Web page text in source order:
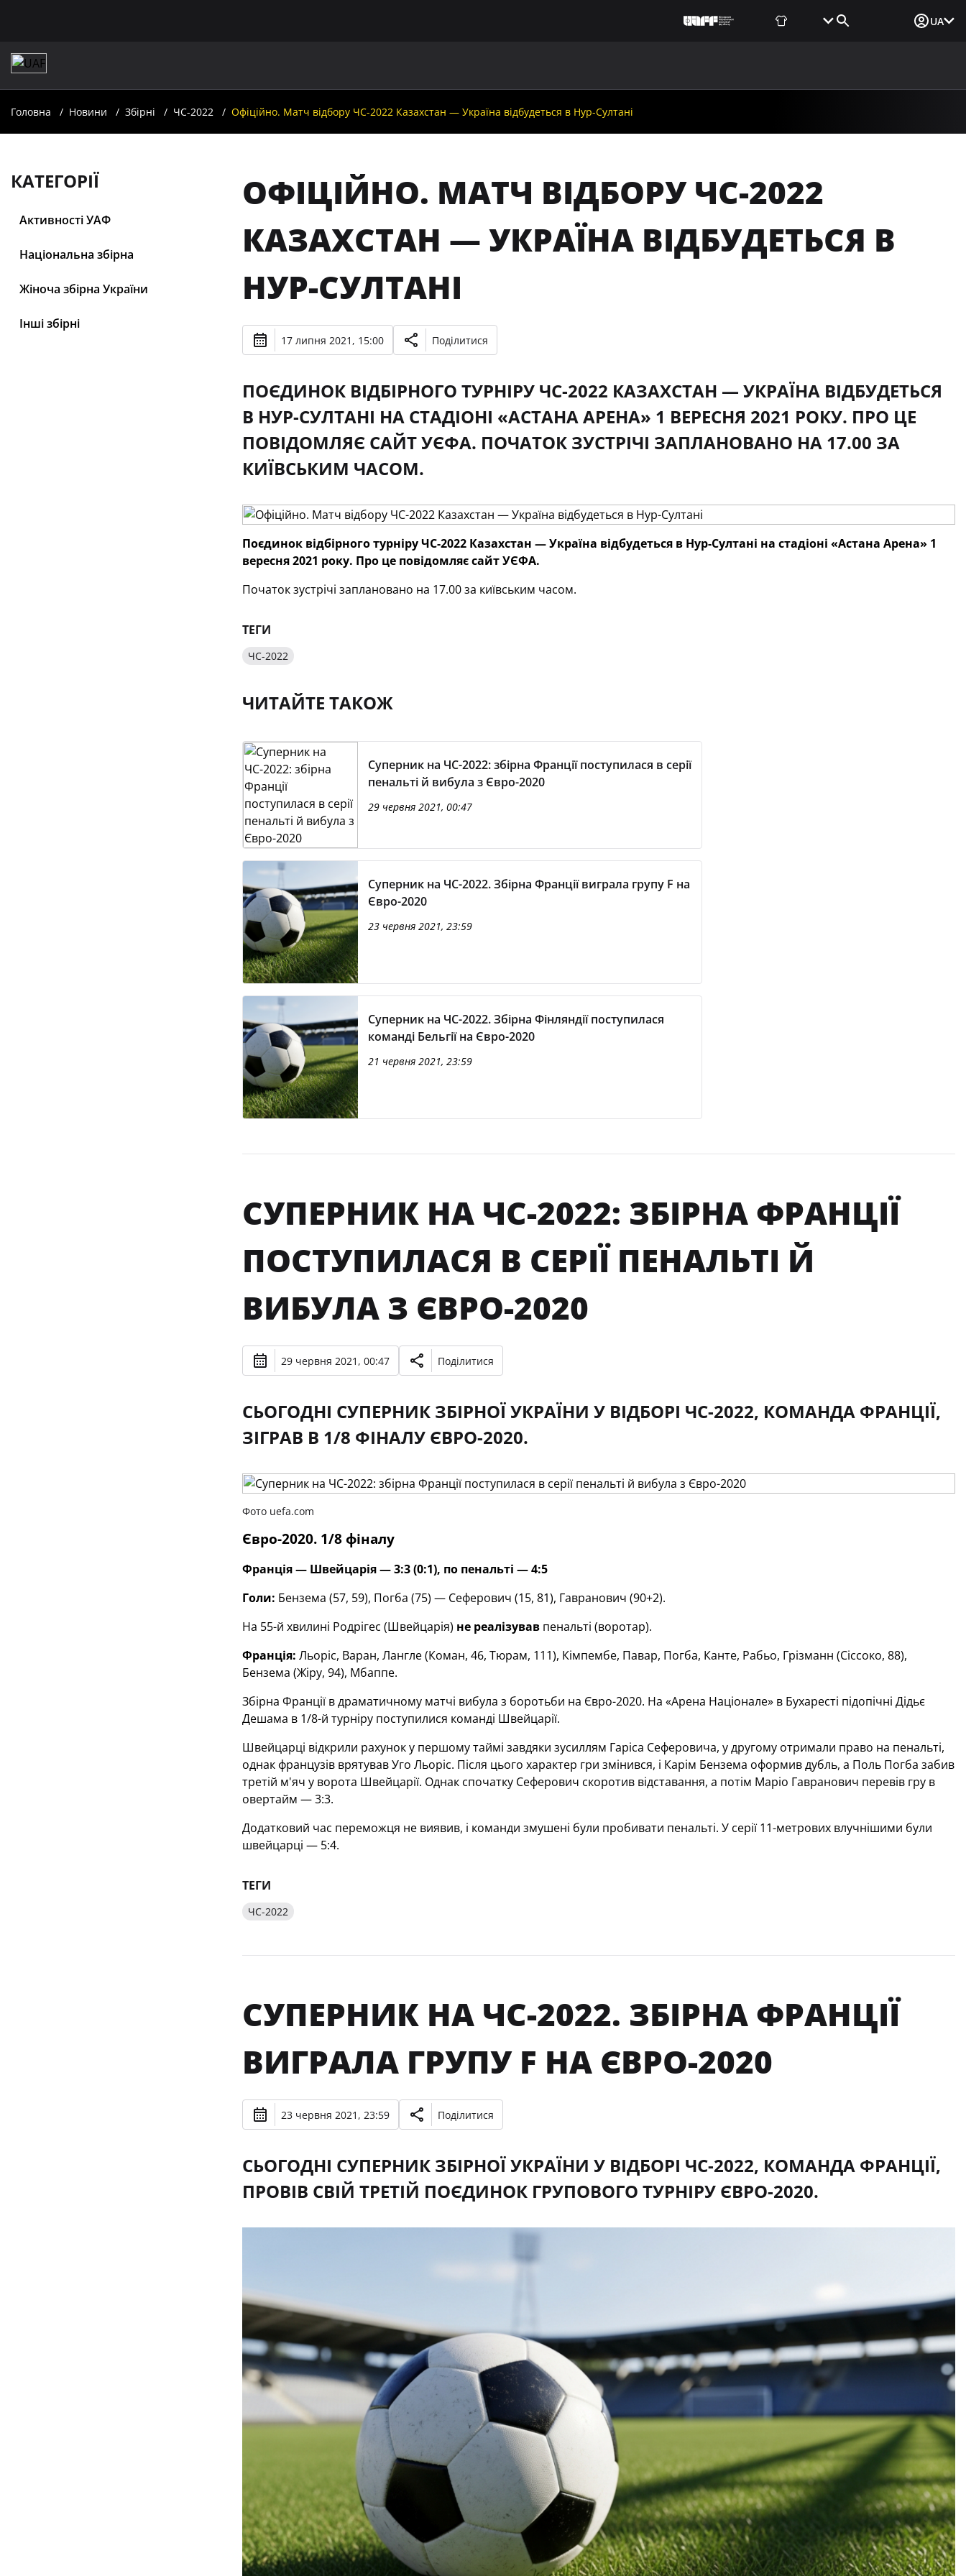
UA
Головна Новини Збірні ЧС-2022 Офіційно. Матч відбору ЧС-2022 Казахстан — Україна відбудеться в Нур-Султані
КАТЕГОРІЇ
Активності УАФ
Національна збірна
Жіноча збірна України
Інші збірні
ОФІЦІЙНО. МАТЧ ВІДБОРУ ЧС-2022
КАЗАХСТАН — УКРАЇНА ВІДБУДЕТЬСЯ В
НУР-СУЛТАНІ
17 липня 2021, 15:00 Поділитися
ПОЄДИНОК ВІДБІРНОГО ТУРНІРУ ЧС-2022 КАЗАХСТАН — УКРАЇНА ВІДБУДЕТЬСЯ
В НУР-СУЛТАНІ НА СТАДІОНІ «АСТАНА АРЕНА» 1 ВЕРЕСНЯ 2021 РОКУ. ПРО ЦЕ
ПОВІДОМЛЯЄ САЙТ УЄФА. ПОЧАТОК ЗУСТРІЧІ ЗАПЛАНОВАНО НА 17.00 ЗА
КИЇВСЬКИМ ЧАСОМ.
Поєдинок відбірного турніру ЧС-2022 Казахстан — Україна відбудеться в Нур-Султані на стадіоні «Астана Арена» 1
вересня 2021 року. Про це повідомляє сайт УЄФА.
Початок зустрічі заплановано на 17.00 за київським часом.
ТЕГИ
ЧС-2022
ЧИТАЙТЕ ТАКОЖ
Суперник на ЧС-2022: збірна Франції поступилася в серії
пенальті й вибула з Євро-2020
29 червня 2021, 00:47
Суперник на ЧС-2022. Збірна Франції виграла групу F на
Євро-2020
23 червня 2021, 23:59
Суперник на ЧС-2022. Збірна Фінляндії поступилася
команді Бельгії на Євро-2020
21 червня 2021, 23:59
СУПЕРНИК НА ЧС-2022: ЗБІРНА ФРАНЦІЇ
ПОСТУПИЛАСЯ В СЕРІЇ ПЕНАЛЬТІ Й
ВИБУЛА З ЄВРО-2020
29 червня 2021, 00:47 Поділитися
СЬОГОДНІ СУПЕРНИК ЗБІРНОЇ УКРАЇНИ У ВІДБОРІ ЧС-2022, КОМАНДА ФРАНЦІЇ,
ЗІГРАВ В 1/8 ФІНАЛУ ЄВРО-2020.
Фото uefa.com
Євро-2020. 1/8 фіналу
Франція — Швейцарія — 3:3 (0:1), по пенальті — 4:5
Голи: Бензема (57, 59), Погба (75) — Сеферович (15, 81), Гавранович (90+2).
На 55-й хвилині Родрігес (Швейцарія) не реалізувавпенальті (воротар).
Франція: Льоріс, Варан, Лангле (Коман, 46, Тюрам, 111), Кімпембе, Павар, Погба, Канте, Рабьо, Грізманн (Сіссоко, 88),
Бензема (Жіру, 94), Мбаппе.
Збірна Франції в драматичному матчі вибула з боротьби на Євро-2020. На «Арена Націонале» в Бухаресті підопічні Дідьє
Дешама в 1/8-й турніру поступилися команді Швейцарії.
Швейцарці відкрили рахунок у першому таймі завдяки зусиллям Гаріса Сеферовича, у другому отримали право на пенальті,
однак французів врятував Уго Льоріс. Після цього характер гри змінився, і Карім Бензема оформив дубль, а Поль Погба забив
третій м'яч у ворота Швейцарії. Однак спочатку Сеферович скоротив відставання, а потім Маріо Гавранович перевів гру в
овертайм — 3:3.
Додатковий час переможця не виявив, і команди змушені були пробивати пенальті. У серії 11-метрових влучнішими були
швейцарці — 5:4.
ТЕГИ
ЧС-2022
СУПЕРНИК НА ЧС-2022. ЗБІРНА ФРАНЦІЇ
ВИГРАЛА ГРУПУ F НА ЄВРО-2020
23 червня 2021, 23:59 Поділитися
СЬОГОДНІ СУПЕРНИК ЗБІРНОЇ УКРАЇНИ У ВІДБОРІ ЧС-2022, КОМАНДА ФРАНЦІЇ,
ПРОВІВ СВІЙ ТРЕТІЙ ПОЄДИНОК ГРУПОВОГО ТУРНІРУ ЄВРО-2020.